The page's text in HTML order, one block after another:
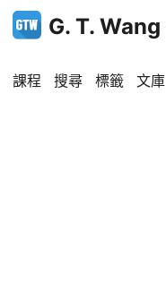
G. T. Wang
課程 搜尋 標籤 文庫